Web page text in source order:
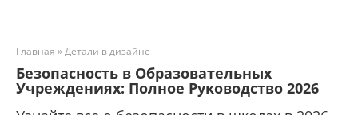
Главная »Детали в дизайне
Безопасность в Образовательных
Учреждениях: Полное Руководство 2026